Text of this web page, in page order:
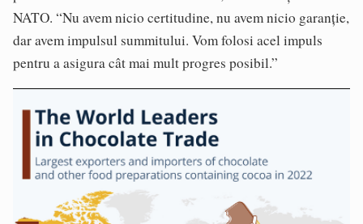
NATO. “Nu avem nicio certitudine, nu avem nicio garanție,
dar avem impulsul summitului. Vom folosi acel impuls
pentru a asigura cât mai mult progres posibil.”